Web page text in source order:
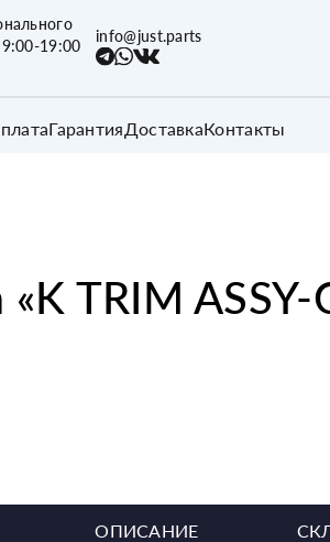
19:00
info@just.parts
Гарантия ДоставкаКонтакты
K TRIM ASSY-
ОПИСАНИЕ